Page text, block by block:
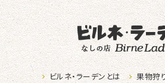
ビルネ・ラーデンとは 果物狩